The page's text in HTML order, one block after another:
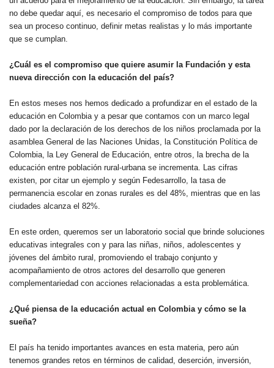
no debe quedar aquí, es necesario el compromiso de todos para que
sea un proceso continuo, definir metas realistas y lo más importante
que se cumplan.
¿Cuál es el compromiso que quiere asumir la Fundación y esta
nueva dirección con la educación del país?
En estos meses nos hemos dedicado a profundizar en el estado de la
educación en Colombia y a pesar que contamos con un marco legal
dado por la declaración de los derechos de los niños proclamada por la
asamblea General de las Naciones Unidas, la Constitución Política de
Colombia, la Ley General de Educación, entre otros, la brecha de la
educación entre población rural-urbana se incrementa. Las cifras
existen, por citar un ejemplo y según Fedesarrollo, la tasa de
permanencia escolar en zonas rurales es del 48%, mientras que en las
ciudades alcanza el 82%.
En este orden, queremos ser un laboratorio social que brinde soluciones
educativas integrales con y para las niñas, niños, adolescentes y
jóvenes del ámbito rural, promoviendo el trabajo conjunto y
acompañamiento de otros actores del desarrollo que generen
complementariedad con acciones relacionadas a esta problemática.
¿Qué piensa de la educación actual en Colombia y cómo se la
sueña?
El país ha tenido importantes avances en esta materia, pero aún
tenemos grandes retos en términos de calidad, deserción, inversión,